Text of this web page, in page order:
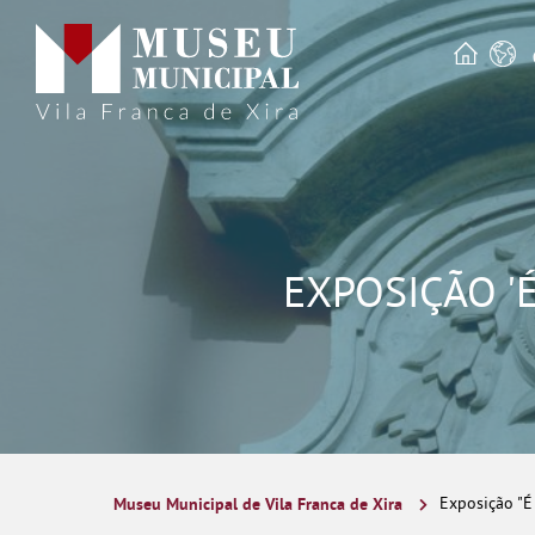
EXPOSIÇÃO
Museu Municipal de Vila Franca de Xira Exposição